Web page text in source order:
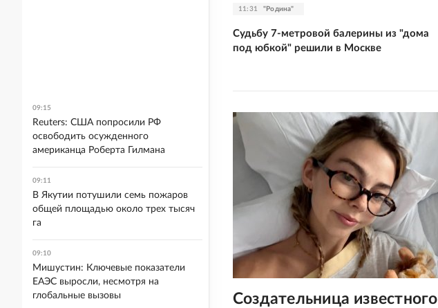
11:31 "Родина"
Судьбу 7-метровой балерины из "дома
под юбкой" решили в Москве
Создательница известного
09:15
Reuters: США попросили РФ
освободить осужденного
американца Роберта Гилмана
09:11
В Якутии потушили семь пожаров
общей площадью около трех тысяч
га
09:10
Мишустин: Ключевые показатели
ЕАЭС выросли, несмотря на
глобальные вызовы